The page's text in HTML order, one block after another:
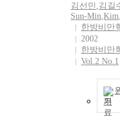
김선민 ,김길
Sun-Min,Kim
한방비만
2002
한방비만
Vol.2 No.1
기